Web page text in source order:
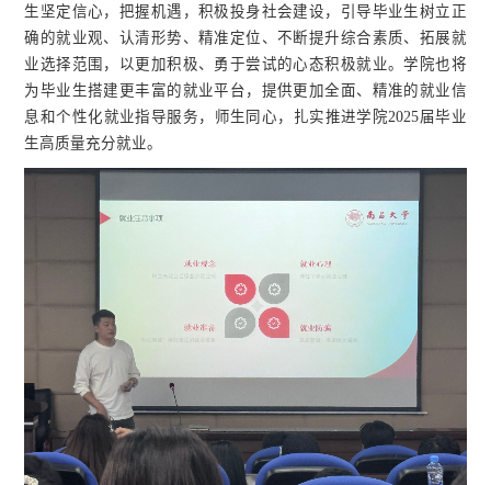
生坚定信心，把握机遇，积极投身社会建设，引导毕业生树立正
确的就业观、认清形势、精准定位、不断提升综合素质、拓展就
业选择范围，以更加积极、勇于尝试的心态积极就业。学院也将
为毕业生搭建更丰富的就业平台，提供更加全面、精准的就业信
息和个性化就业指导服务，师生同心，扎实推进学院2025届毕业
生高质量充分就业。